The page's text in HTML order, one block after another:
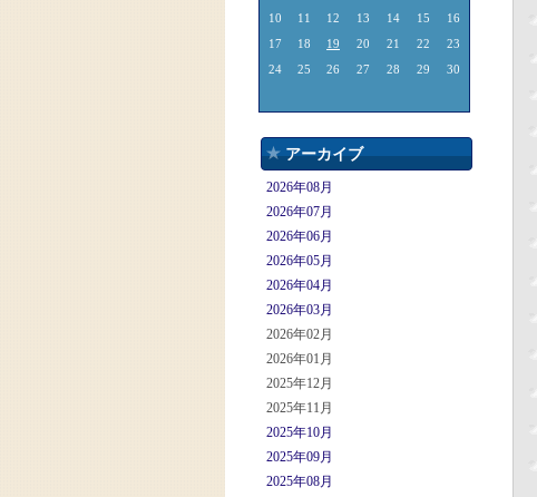
10
11 12 13 14 15
16
17
18 19 20 21 22
23
24
25 26 27 28 29 30
アーカイブ
2026年08月
2026年07月
2026年06月
2026年05月
2026年04月
2026年03月
2026年02月
2026年01月
2025年12月
2025年11月
2025年10月
2025年09月
2025年08月